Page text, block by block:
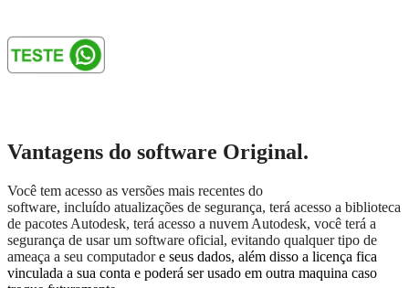
Vantagens do software Original.
Você tem acesso as versões mais recentes do
software, incluído atualizações de segurança, terá acesso a biblioteca
de pacotes Autodesk, terá acesso a nuvem Autodesk, você terá a
segurança de usar um software oficial, evitando qualquer tipo de
ameaça a seu computadore seus dados, além disso a licença fica
vinculada a sua conta e poderá ser usado em outra maquina caso